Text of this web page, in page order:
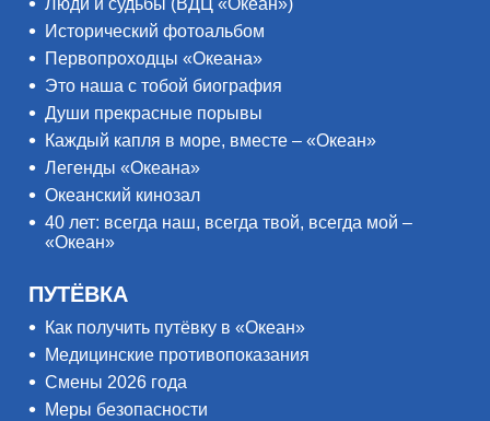
Люди и судьбы (ВДЦ «Океан»)
Исторический фотоальбом
Первопроходцы «Океана»
Это наша с тобой биография
Души прекрасные порывы
Каждый капля в море, вместе – «Океан»
Легенды «Океана»
Океанский кинозал
40 лет: всегда наш, всегда твой, всегда мой –
«Океан»
ПУТЁВКА
Как получить путёвку в «Океан»
Медицинские противопоказания
Смены 2026 года
Меры безопасности